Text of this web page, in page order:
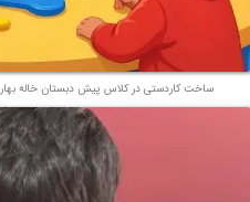
ساخت کاردستی در کلاس پیش دبستان خاله بهار